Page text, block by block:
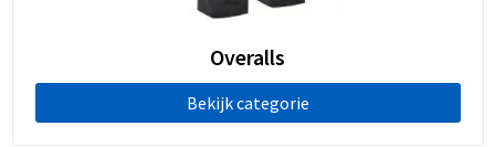
Overalls
Bekijk categorie